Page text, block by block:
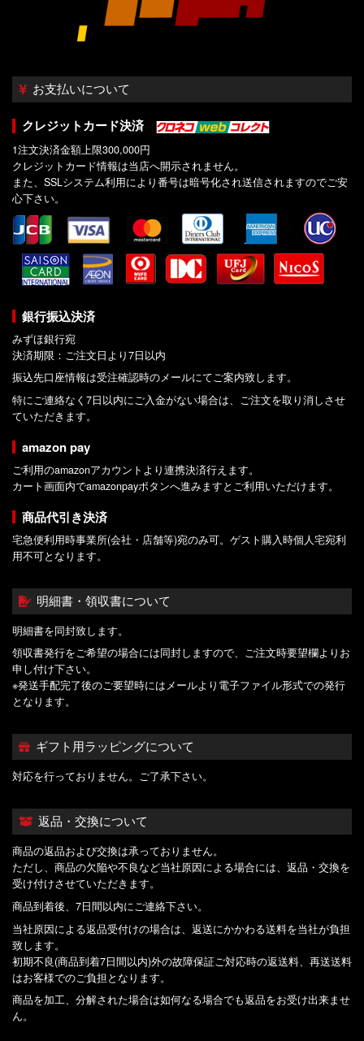
お支払いについて
クレジットカード決済
1注文決済金額上限300,000円
クレジットカード情報は当店へ開示されません。
また、SSLシステム利用により番号は暗号化され送信されますのでご安
心下さい。
銀行振込決済
みずほ銀行宛
決済期限：ご注文日より7日以内
振込先口座情報は受注確認時のメールにてご案内致します。
特にご連絡なく7日以内にご入金がない場合は、ご注文を取り消しさせ
ていただきます。
amazon pay
ご利用のamazonアカウントより連携決済行えます。
カート画面内でamazonpayボタンへ進みますとご利用いただけます。
商品代引き決済
宅急便利用時事業所(会社・店舗等)宛のみ可。ゲスト購入時個人宅宛利
用不可となります。
明細書・領収書について
明細書を同封致します。
領収書発行をご希望の場合には同封しますので、ご注文時要望欄よりお
申し付け下さい。
※発送手配完了後のご要望時にはメールより電子ファイル形式での発行
となります。
ギフト用ラッピングについて
対応を行っておりません。ご了承下さい。
返品・交換について
商品の返品および交換は承っておりません。
ただし、商品の欠陥や不良など当社原因による場合には、返品・交換を
受け付けさせていただきます。
商品到着後、7日間以内にご連絡下さい。
当社原因による返品受付けの場合は、返送にかかわる送料を当社が負担
致します。
初期不良(商品到着7日間以内)外の故障保証ご対応時の返送料、再送送料
はお客様でのご負担となります。
商品を加工、分解された場合は如何なる場合でも返品をお受け出来ませ
ん。